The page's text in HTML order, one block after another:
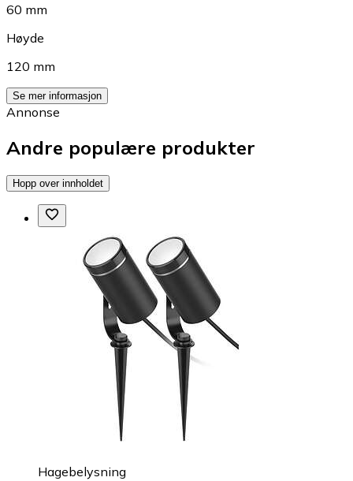
60 mm
Høyde
120 mm
Se mer informasjon
Annonse
Andre populære produkter
Hopp over innholdet
Hagebelysning